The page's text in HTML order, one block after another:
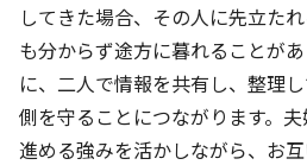
してきた場合、その人に先立た
も分からず途方に暮れることが
に、二人で情報を共有し、整理
側を守ることにつながります。
進める強みを活かしながら、お